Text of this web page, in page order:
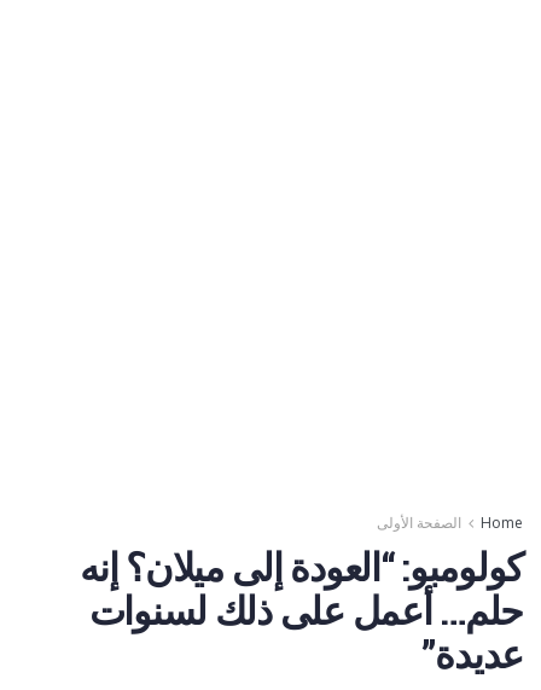
Home الصفحة الأولى
كولومبو: “العودة إلى ميلان؟ إنه
حلم… أعمل على ذلك لسنوات
عديدة”